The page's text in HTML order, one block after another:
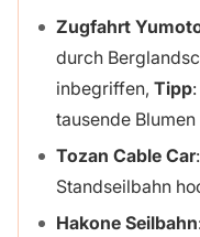
Zugfahrt
durch
inbegriffen, Tipp
tausende Blumen
Tozan Cable Car
Standseilbahn
Hakone Seilbahn